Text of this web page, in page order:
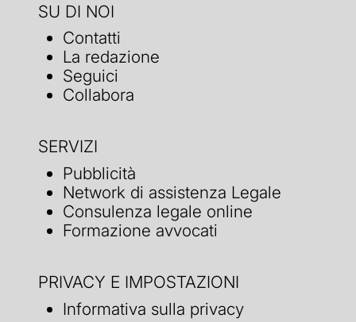
SU DI NOI
Contatti
La redazione
Seguici
Collabora
SERVIZI
Pubblicità
Network di assistenza Legale
Consulenza legale online
Formazione avvocati
PRIVACY E IMPOSTAZIONI
Informativa sulla privacy